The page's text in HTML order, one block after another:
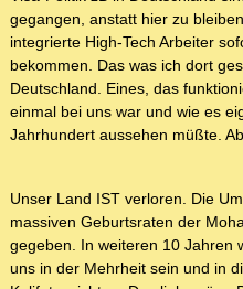
gegangen, anstatt hier zu
integrierte High-Tech Arbeiter
bekommen. Das was ich dort
Deutschland. Eines, das
einmal bei uns war und wie es
Jahrhundert aussehen müßte.
Unser Land IST verloren. Die
massiven Geburtsraten der
gegeben. In weiteren 10 Jahren
uns in der Mehrheit sein und in